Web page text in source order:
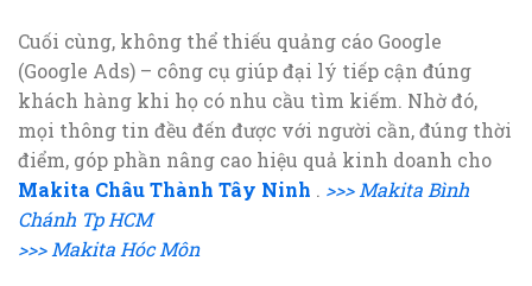
Cuối cùng, không thể thiếu quảng cáo Google
(Google Ads) – công cụ giúp đại lý tiếp cận đúng
khách hàng khi họ có nhu cầu tìm kiếm. Nhờ đó,
mọi thông tin đều đến được với người cần, đúng thời
điểm, góp phần nâng cao hiệu quả kinh doanh cho
Makita Châu Thành Tây Ninh . >>> Makita Bình
Chánh Tp HCM
>>> Makita Hóc Môn